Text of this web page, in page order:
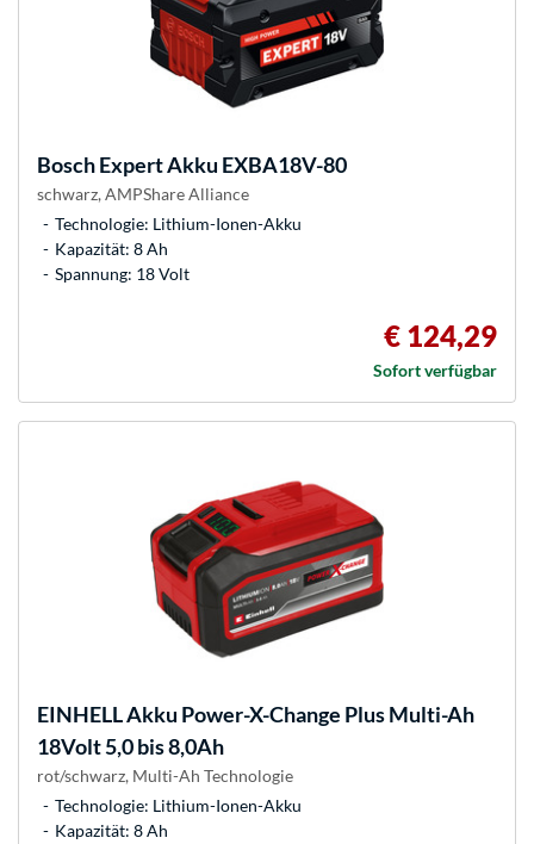
BoschExpert Akku EXBA18V-80
schwarz, AMPShare Alliance
Technologie: Lithium-Ionen-Akku
Kapazität: 8 Ah
Spannung: 18 Volt
€ 124,29
Sofort verfügbar
EINHELLAkku Power-X-Change Plus Multi-Ah
18Volt 5,0 bis 8,0Ah
rot/schwarz, Multi-Ah Technologie
Technologie: Lithium-Ionen-Akku
Kapazität: 8 Ah